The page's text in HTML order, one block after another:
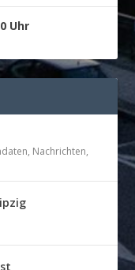
Uhr
, Nachrichten,